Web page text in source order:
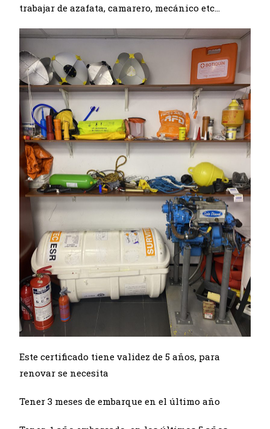
trabajar de azafata, camarero, mecánico etc…
Este certificado tiene validez de 5 años, para
renovar se necesita
Tener 3 meses de embarque en el último año